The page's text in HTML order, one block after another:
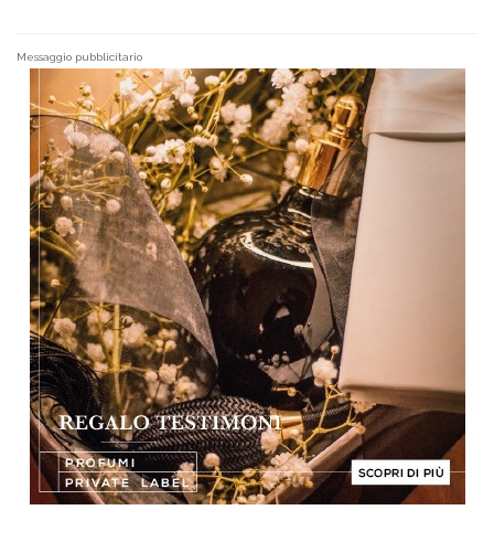
Messaggio pubblicitario